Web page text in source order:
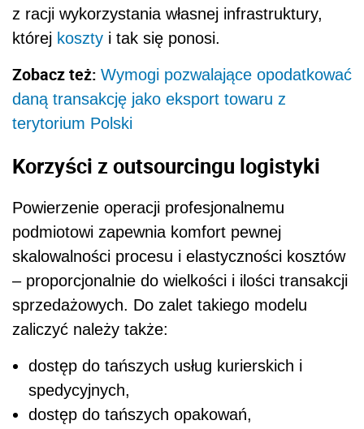
z racji wykorzystania własnej infrastruktury,
której koszty i tak się ponosi.
Zobacz też: Wymogi pozwalające opodatkować
daną transakcję jako eksport towaru z
terytorium Polski
Korzyści z outsourcingu logistyki
Powierzenie operacji profesjonalnemu
podmiotowi zapewnia komfort pewnej
skalowalności procesu i elastyczności kosztów
– proporcjonalnie do wielkości i ilości transakcji
sprzedażowych. Do zalet takiego modelu
zaliczyć należy także:
dostęp do tańszych usług kurierskich i
spedycyjnych,
dostęp do tańszych opakowań,